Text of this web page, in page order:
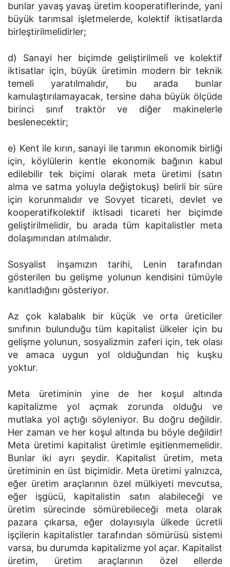
bunlar yavaş yavaş üretim kooperatiflerinde, yani
büyük tarımsal işletmelerde, kolektif iktisatlarda
birleştirilmelidirler;
d) Sanayi her biçimde geliştirilmeli ve kolektif
iktisatlar için, büyük üretimin modern bir teknik
temeli yaratılmalıdır, bu arada bunlar
kamulaştırılamayacak, tersine daha büyük ölçüde
birinci sınıf traktör ve diğer makinelerle
beslenecektir;
e) Kent ile kırın, sanayi ile tarımın ekonomik birliği
için, köylülerin kentle ekonomik bağının kabul
edilebilir tek biçimi olarak meta üretimi (satın
alma ve satma yoluyla değiştokuş) belirli bir süre
için korunmalıdır ve Sovyet ticareti, devlet ve
kooperatifkolektif iktisadi ticareti her biçimde
geliştirilmelidir, bu arada tüm kapitalistler meta
dolaşımından atılmalıdır.
Sosyalist inşamızın tarihi, Lenin tarafından
gösterilen bu gelişme yolunun kendisini tümüyle
kanıtladığını gösteriyor.
Az çok kalabalık bir küçük ve orta üreticiler
sınıfının bulunduğu tüm kapitalist ülkeler için bu
gelişme yolunun, sosyalizmin zaferi için, tek olası
ve amaca uygun yol olduğundan hiç kuşku
yoktur.
Meta üretiminin yine de her koşul altında
kapitalizme yol açmak zorunda olduğu ve
mutlaka yol açtığı söyleniyor. Bu doğru değildir.
Her zaman ve her koşul altında bu böyle değildir!
Meta üretimi kapitalist üretimle eşitlenmemelidir.
Bunlar iki ayrı şeydir. Kapitalist üretim, meta
üretiminin en üst biçimidir. Meta üretimi yalnızca,
eğer üretim araçlarının özel mülkiyeti mevcutsa,
eğer işgücü, kapitalistin satın alabileceği ve
üretim sürecinde sömürebileceği meta olarak
pazara çıkarsa, eğer dolayısıyla ülkede ücretli
işçilerin kapitalistler tarafından sömürüsü sistemi
varsa, bu durumda kapitalizme yol açar. Kapitalist
üretim, üretim araçlarının özel ellerde